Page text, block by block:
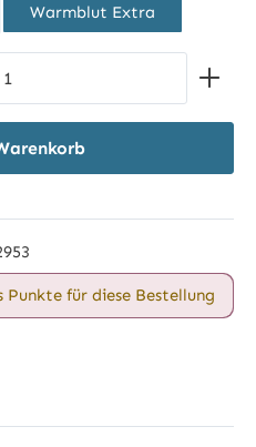
verfügbar.)
Warmblut Extra
gewünschten Wert ein
Punkte für diese Bestellung